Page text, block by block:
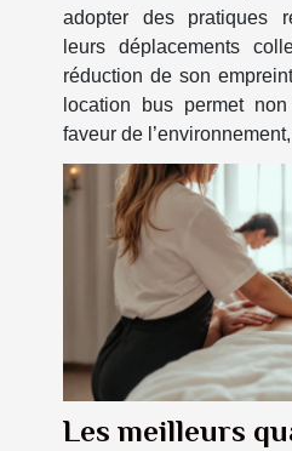
adopter des pratiques
leurs déplacements
réduction de son
location bus permet
faveur de
Les meilleurs